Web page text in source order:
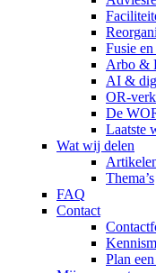
Fusie
Arbo &
AI &
OR-
De
Laatste
Wat wij delen
Thema’s
FAQ
Contact
Plan